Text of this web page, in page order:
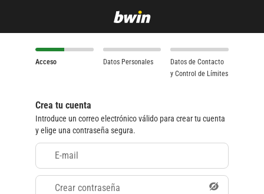
Acceso Datos Personales
Datos de Contacto
y Control de Límites
Crea tu cuenta
Introduce un correo electrónico válido para crear tu cuenta
y elige una contraseña segura.
E-mail
Crear contraseña